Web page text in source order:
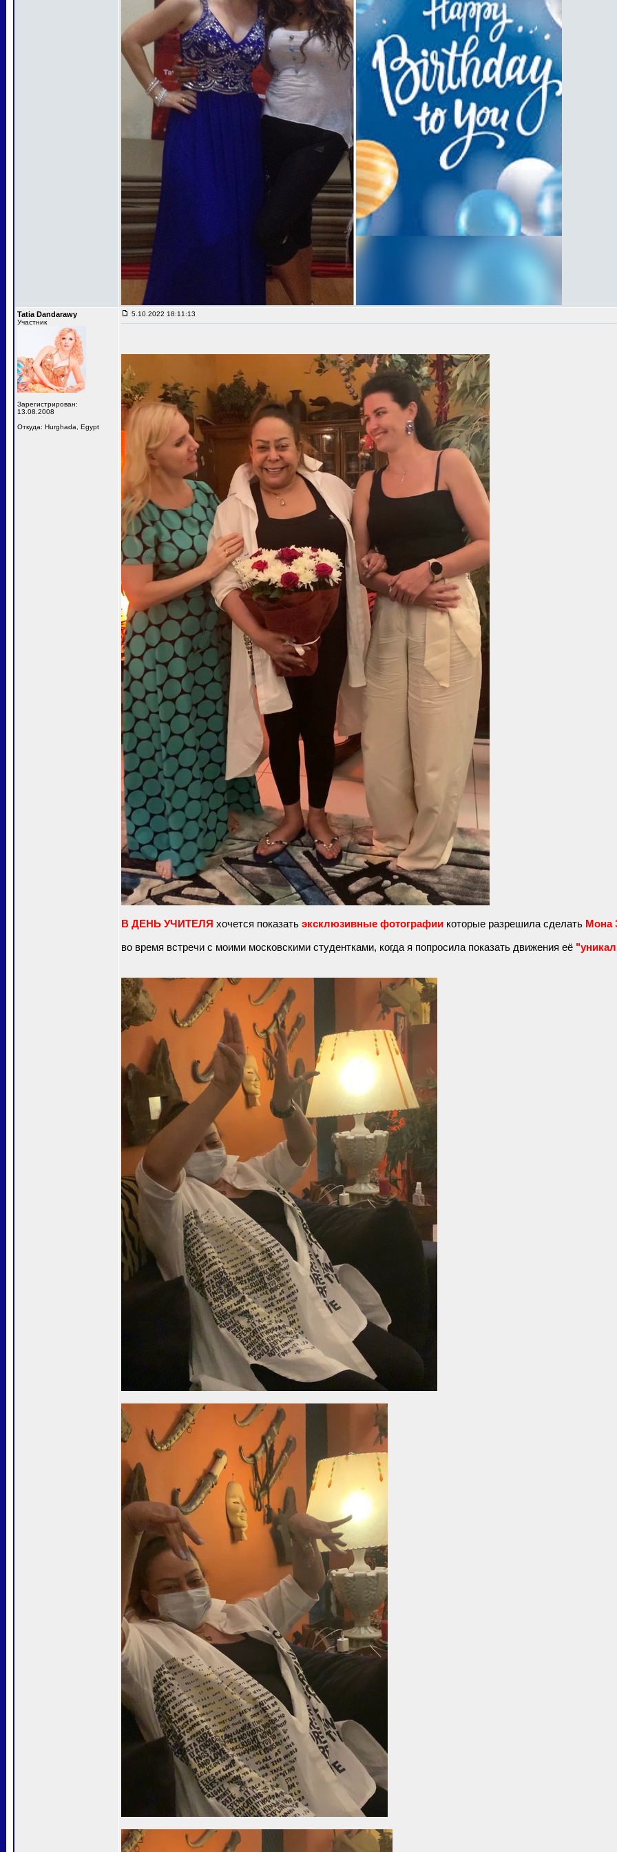
Tatia Dandarawy
Участник
Зарегистрирован:
13.08.2008
Откуда: Hurghada, Egypt
5.10.2022 18:11:13
В ДЕНЬ УЧИТЕЛЯ хочется показать эксклюзивные фотографии которые разрешила сделать Мона
во время встречи с моими московскими студентками, когда я попросила показать движения её